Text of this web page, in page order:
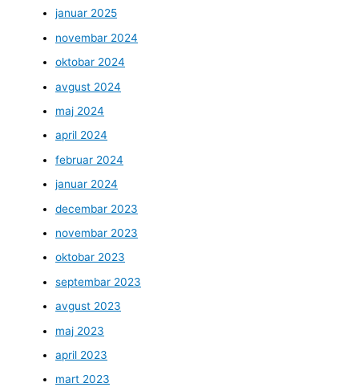
januar 2025
novembar 2024
oktobar 2024
avgust 2024
maj 2024
april 2024
februar 2024
januar 2024
decembar 2023
novembar 2023
oktobar 2023
septembar 2023
avgust 2023
maj 2023
april 2023
mart 2023